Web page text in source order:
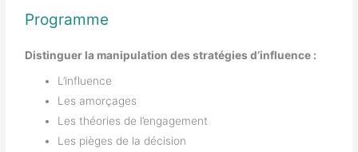
Programme
Distinguer la manipulation des stratégies d’influence :
L’influence
Les amorçages
Les théories de l’engagement
Les pièges de la décision